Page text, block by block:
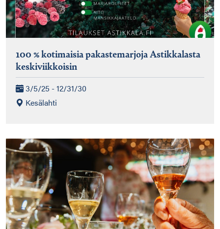
100 % kotimaisia pakastemarjoja Astikkalasta
keskiviikkoisin
3/5/25 - 12/31/30
Kesälahti